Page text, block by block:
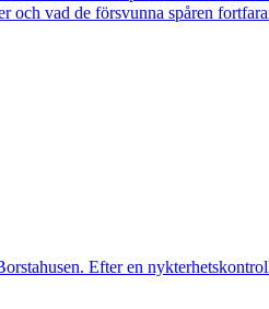
vad de försvunna spåren
Efter en